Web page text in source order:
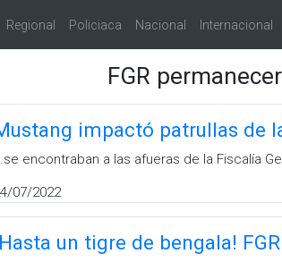
Regional Policiaca Nacional Internacional
FGR
impactó patrullas de
...se encontraban a las afueras de la Fiscalía
07/2022
un tigre de bengala!